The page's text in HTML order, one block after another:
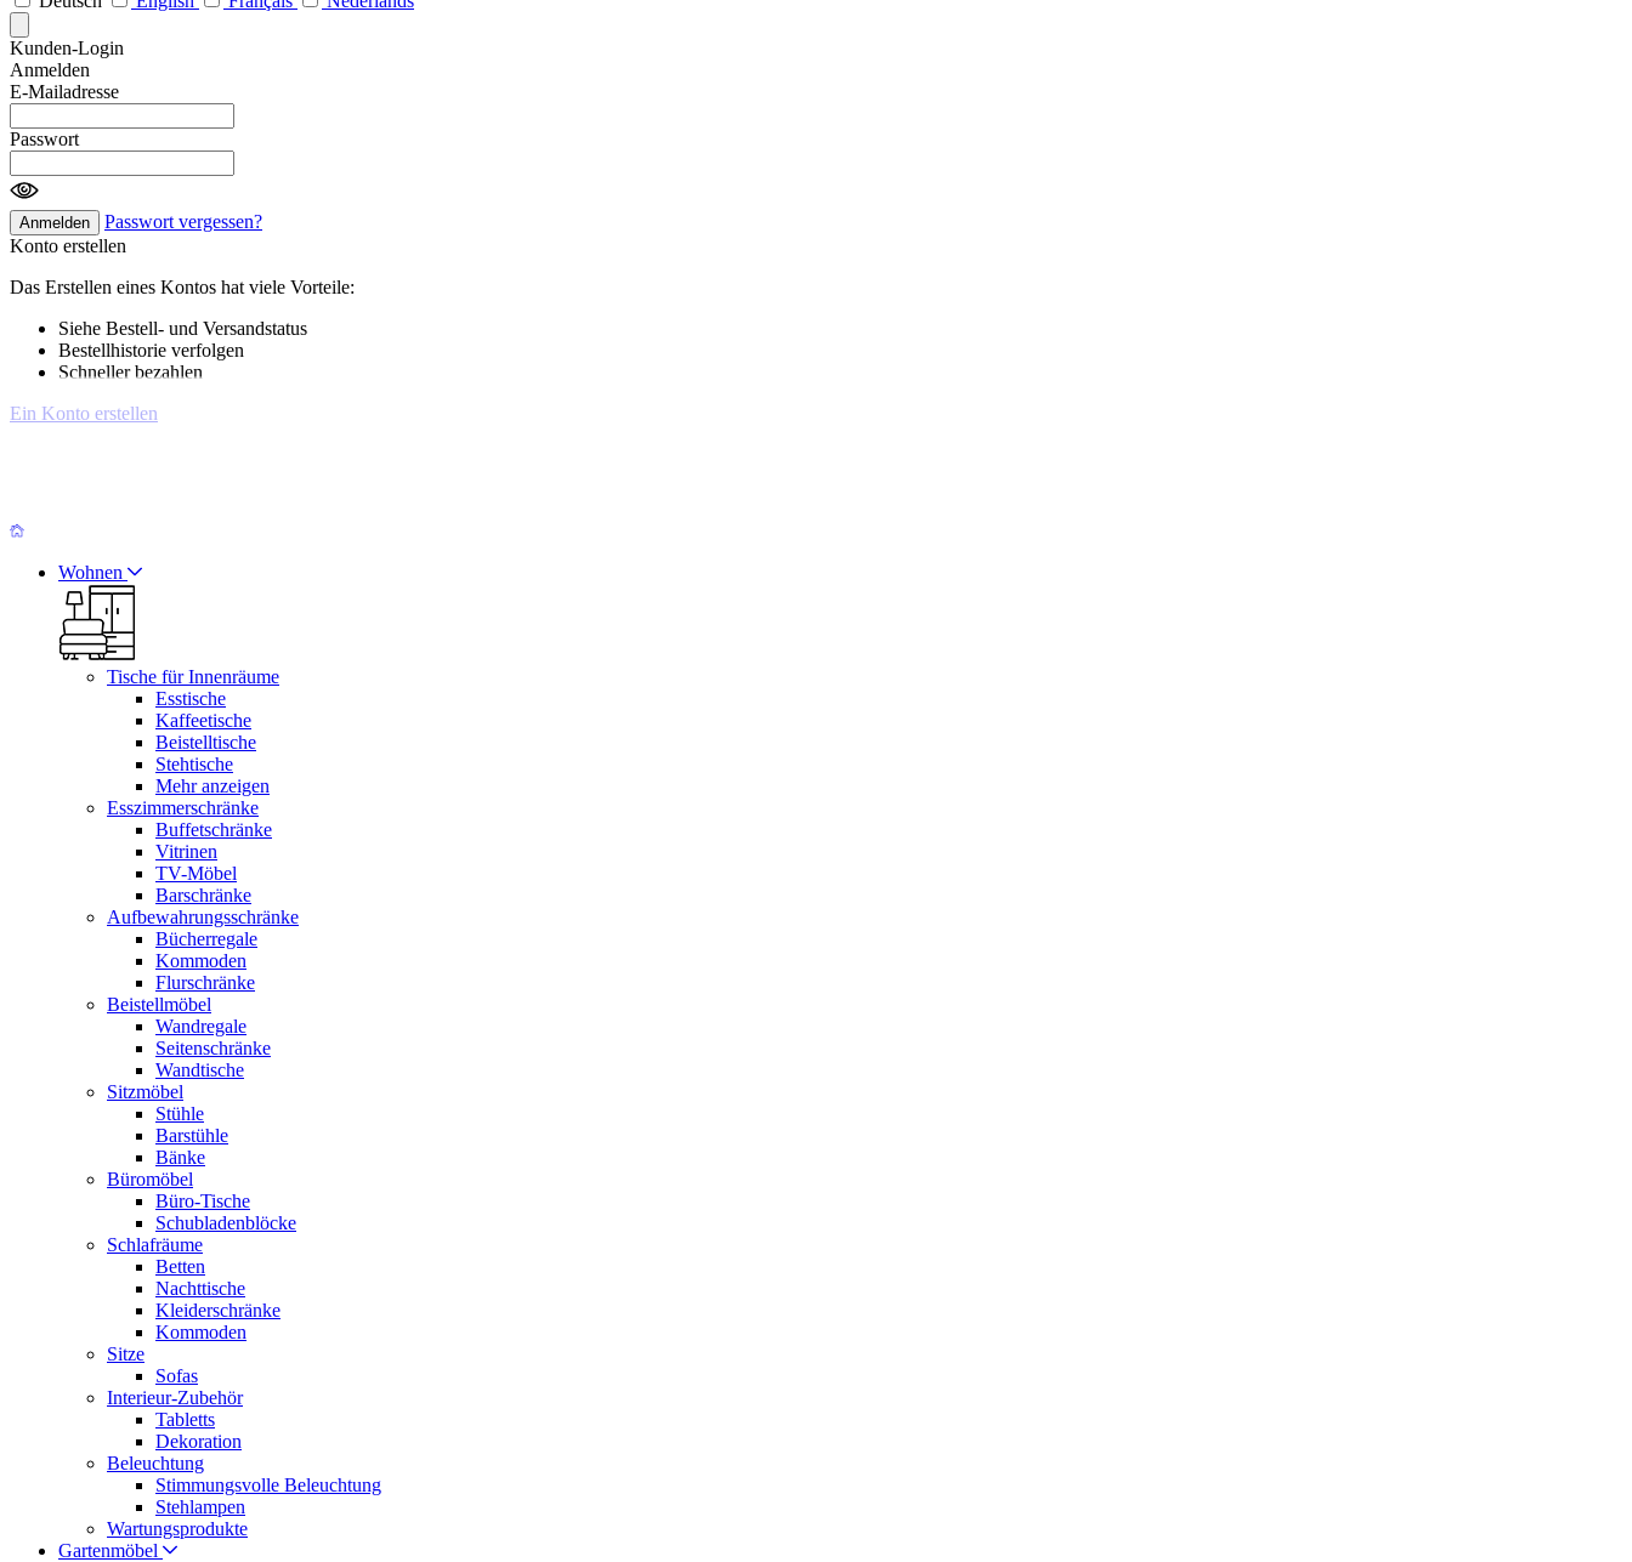
Kunden-Login
Anmelden
E-Mailadresse
Passwort
Anmelden
Passwort vergessen?
Konto erstellen
Das Erstellen eines Kontos hat viele Vorteile:
Siehe Bestell- und Versandstatus
Bestellhistorie verfolgen
Schneller bezahlen
Ein Konto erstellen
Wohnen
Tische für Innenräume
Esstische
Kaffeetische
Beistelltische
Stehtische
Mehr anzeigen
Esszimmerschränke
Buffetschränke
Vitrinen
TV-Möbel
Barschränke
Aufbewahrungsschränke
Bücherregale
Kommoden
Flurschränke
Beistellmöbel
Wandregale
Seitenschränke
Wandtische
Sitzmöbel
Stühle
Barstühle
Bänke
Büromöbel
Büro-Tische
Schubladenblöcke
Schlafräume
Betten
Nachttische
Kleiderschränke
Kommoden
Sitze
Sofas
Interieur-Zubehör
Tabletts
Dekoration
Beleuchtung
Stimmungsvolle Beleuchtung
Stehlampen
Wartungsprodukte
Gartenmöbel